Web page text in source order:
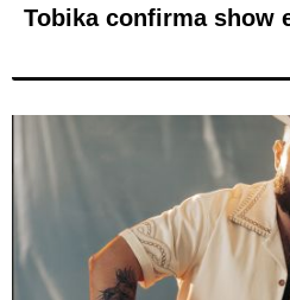
Tobika confirma show